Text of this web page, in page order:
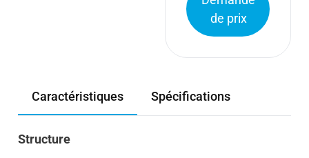
Caractéristiques Spécifications
Structure